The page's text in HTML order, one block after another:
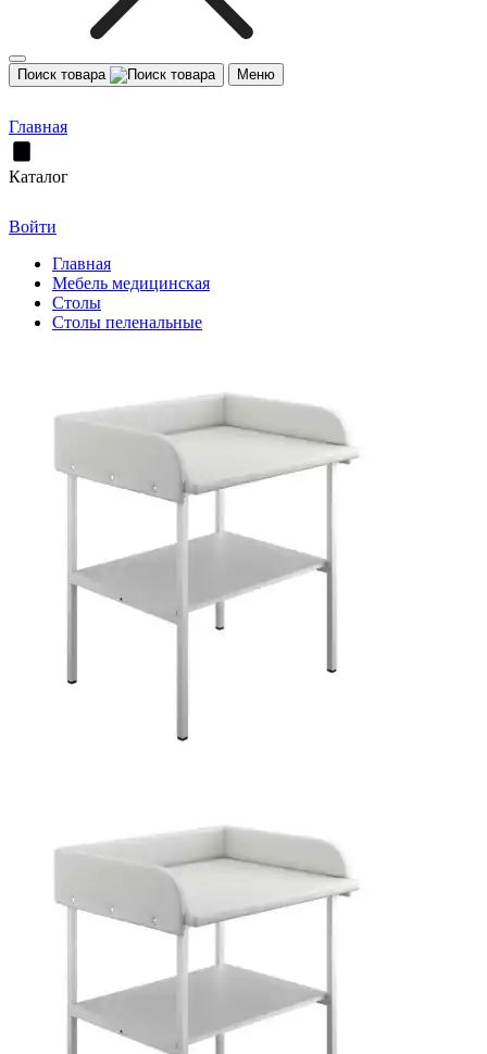
Поиск товара Меню
Главная
Каталог
Войти
Главная
Мебель медицинская
Столы
Столы пеленальные